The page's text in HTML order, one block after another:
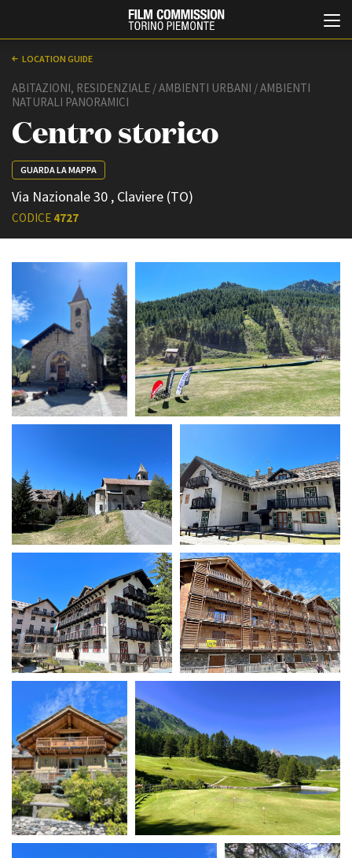
Chi siamo
Storia della Fondazione
Contatti
La sede
Partner
Rete regionale
Bilancio sociale
Amministrazione
trasparente
Sostenibilità ambientale
SERVIZI
Servizi generali
Location scouting
Spazi nella sede FCTP
Sala Paolo Tenna
FILM FUNDS
Piemonte Film Tv Fund
Piemonte Film Tv
Development Fund
Piemonte Doc Film Fund
Short Film Fund
PRODUCTION GUIDE
Società di produzione
Strutture di servizio
Professionisti
Attrici-Attori
TFI Torino Film Industry -
Production Days
Avenue Cove - Erasmus +
Guarda che storia!
La Grazia - Immagini e
location della Torino di Paolo
Sorrentino
Open Day
Ciak in TOur!
FESTIVAL, MARKETS,
AWARDS
International Film Festival
Rotterdam
Berlinale Internationalen
Filmfestspiele Berlin
Festival de Cannes
Biografilm Festival - Bio to B
Industry Days
Locarno Film Festival
Mostra Internazionale d’Arte
Cinematografica Venezia
Toronto International Film
Festival
David di Donatello
Nastri d’Argento
Premio Solinas
STRUMENTI
Location - Accedi al tuo
profilo
LOCATION GUIDE
ABITAZIONI, RESIDENZIALE / AMBIENTI URBANI / AMBIENTI
NATURALI PANORAMICI
Centro storico
GUARDA LA MAPPA
Via Nazionale 30 , Claviere (TO)
CODICE 4727